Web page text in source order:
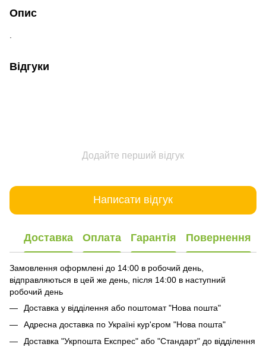
Опис
Відгуки
Додайте перший відгук
Написати відгук
Доставка Оплата Гарантія Повернення
Замовлення оформлені до 14:00 в робочий день,
відправляються в цей же день, після 14:00 в наступний
робочий день
Доставка у відділення або поштомат "Нова пошта"
Адресна доставка по Україні кур'єром "Нова пошта"
Доставка "Укрпошта Експрес" або "Стандарт" до відділення